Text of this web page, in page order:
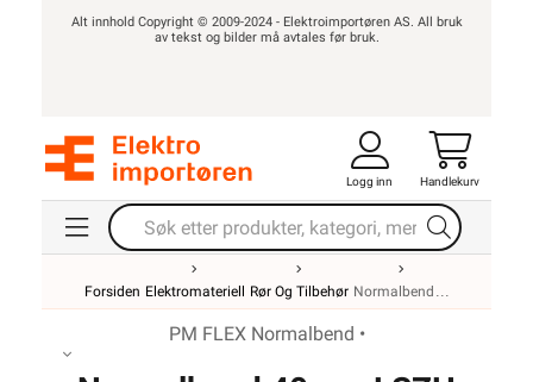
Alt innhold Copyright © 2009-2024 - Elektroimportøren AS. All bruk
av tekst og bilder må avtales før bruk.
Logg inn Handlekurv
Forsiden Elektromateriell Rør Og Tilbehør Normalbend
PM FLEX Normalbend •